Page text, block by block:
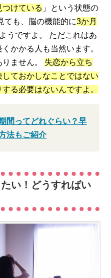
けている 」という状態の
ても、脳の機能的に3か月
うですよ。 ただこれはあ
かかる人も当然います。
ません。 失恋から立ち
ておかしなことではない
る必要はないんですよ。
間ってどれぐらい？早
法もご紹介
い！どうすればい